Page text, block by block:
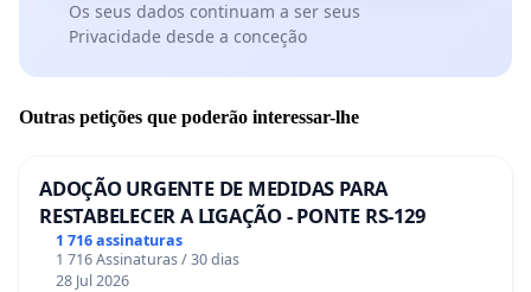
Os seus dados continuam a ser seus
Privacidade desde a conceção
Outras petições que poderão interessar-lhe
ADOÇÃO URGENTE DE MEDIDAS PARA
RESTABELECER A LIGAÇÃO - PONTE RS-129
1 716 assinaturas
1 716 Assinaturas / 30 dias
28 Jul 2026